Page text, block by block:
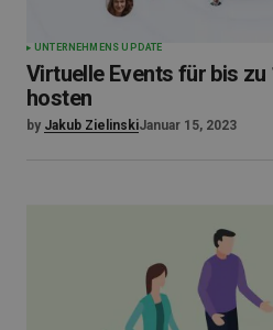
UNTERNEHMENS UPDATE
Virtuelle Events für bis zu
hosten
by Jakub ZielinskiJanuar 15, 2023